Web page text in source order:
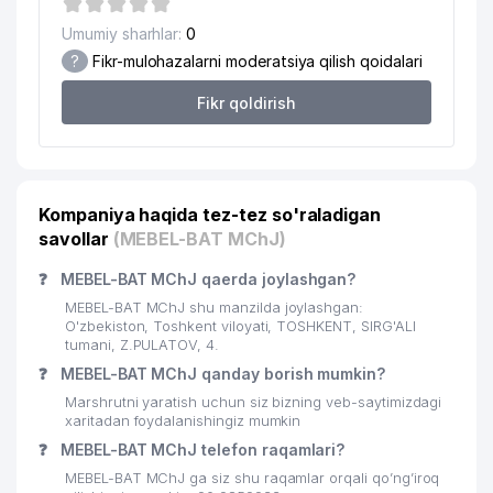
20
SERGELI FILIALI
21 GRATSIYA NON MChJ 457 м
ООО MAKE HISTORY MChJ
23 CRISTAL MASTER SERVICE MChJ 487 м
25 HAVOQAND PEOPLE MChJ
SERGELI TUMANI BANDLIKKA
KAMAKLASHISH MARKAZI
27 EXIMUS BUSINESS MChJ
DONG SEUNG KOREA MChJ
29 COMFORT MEDICAL SYSTEM MChJ
30 MISS ELNORA XUSUSIY KORXONASI 557 м
Umumiy sharhlar: 0
? Fikr-mulohazalarni moderatsiya qilish qoidalari
Fikr qoldirish
Kompaniya haqida tez-tez so'raladigan
savollar (MEBEL-BAT MChJ)
❓ MEBEL-BAT MChJ qaerda joylashgan?
MEBEL-BAT MChJ shu manzilda joylashgan:
O'zbekiston, Toshkent viloyati, TOSHKENT, SIRG'ALI
tumani, Z.PULATOV, 4.
❓ MEBEL-BAT MChJ qanday borish mumkin?
Marshrutni yaratish uchun siz bizning veb-saytimizdagi
xaritadan foydalanishingiz mumkin
❓ MEBEL-BAT MChJ telefon raqamlari?
MEBEL-BAT MChJ ga siz shu raqamlar orqali qo’ng’iroq